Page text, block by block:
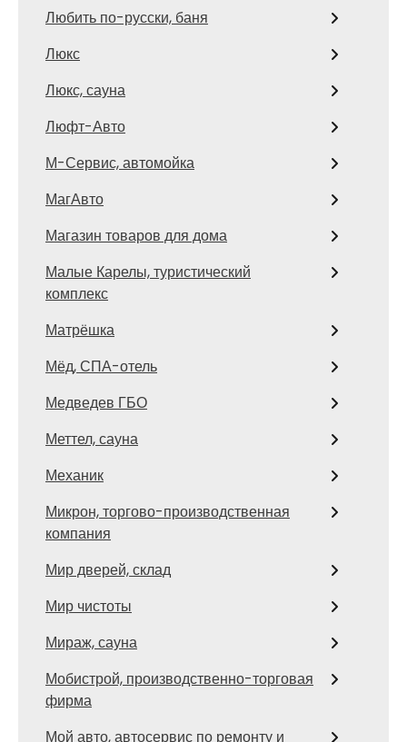
Любить по-русски, баня
Люкс
Люкс, сауна
Люфт-Авто
М-Сервис, автомойка
МагАвто
Магазин товаров для дома
Малые Карелы, туристический
комплекс
Матрёшка
Мёд, СПА-отель
Медведев ГБО
Меттел, сауна
Механик
Микрон, торгово-производственная
компания
Мир дверей, склад
Мир чистоты
Мираж, сауна
Мобистрой, производственно-торговая
фирма
Мой авто, автосервис по ремонту и